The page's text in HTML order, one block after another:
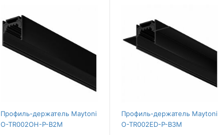
Профиль-держатель Maytoni
O-TR002OH-P-B2M
Профиль-держатель Maytoni
O-TR002ED-P-B3M